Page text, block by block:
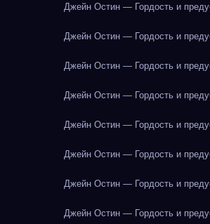
Джейн Остин — Гордость и
Джейн Остин — Гордость и
Джейн Остин — Гордость и
Джейн Остин — Гордость и
Джейн Остин — Гордость и
Джейн Остин — Гордость и
Джейн Остин — Гордость и
Джейн Остин — Гордость и